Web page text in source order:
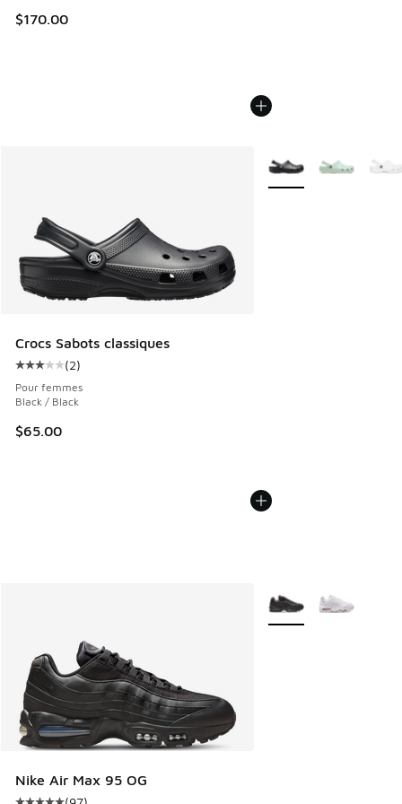
$170.00
Crocs Sabots classiques
Cote moyenne du client - [3 sur 5 étoiles], 2 commentaires
(2)
Pour femmes
Black / Black
$65.00
Plus de couleurs
Nike Air Max 95 OG
Plus de couleurs